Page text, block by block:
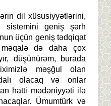
dil xüsusiyyətlərini,
sistemini geniş şərh
üçün geniş tədqiqat
məqalə də daha çox
düşünürəm, burada
məşğul olan
olacaq və onlar
hatti mədəniyyəti ilə
Ümumtürk və